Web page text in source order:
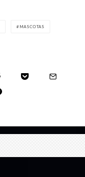
MASCOTAS